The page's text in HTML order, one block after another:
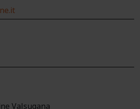
Valsugana